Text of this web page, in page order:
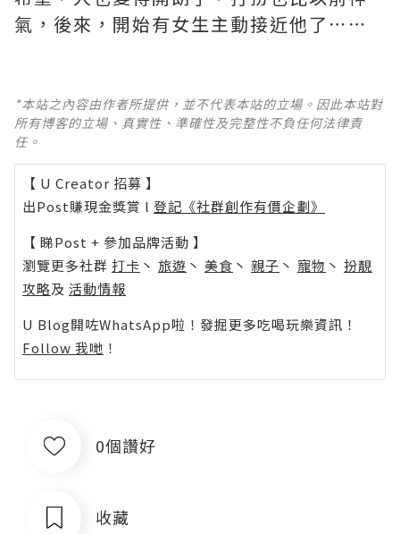
氣，後來，開始有女生主動接近他了⋯⋯
*本站之內容由作者所提供，並不代表本站的立場。因此本站對
所有博客的立場、真實性、準確性及完整性不負任何法律責
任。
【 U Creator 招募 】
出Post賺現金獎賞 l 登記《社群創作有價企劃》
【 睇Post + 參加品牌活動 】
瀏覽更多社群 打卡 丶 旅遊 丶 美食 丶 親子 丶 寵物 丶 扮靚
攻略及 活動情報
U Blog開咗WhatsApp啦！發掘更多吃喝玩樂資訊！
Follow 我哋 ！
0個讚好
收藏